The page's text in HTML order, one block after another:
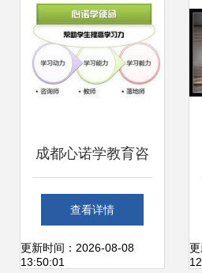
成都心诺学教育咨
询 打造高效办公服
务新标杆
查看详情
更新时间：2026-08-08
13:50:01